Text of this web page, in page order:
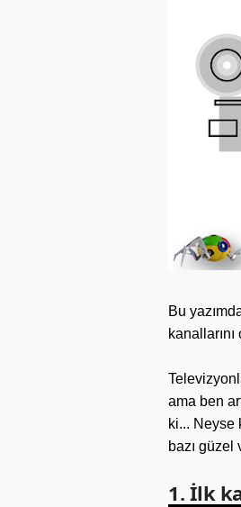
Bu
ama ben
ki... Neyse
bazı güzel
1. İlk